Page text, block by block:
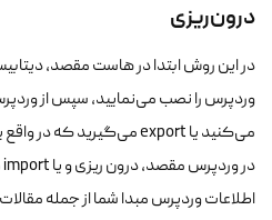
درون‌ریزی
در این روش ابتدا در هاست مقصد،
وردپرس را نصب می‌نمایید، سپس از
اطلاعات وردپرس مبدا شما از جمله